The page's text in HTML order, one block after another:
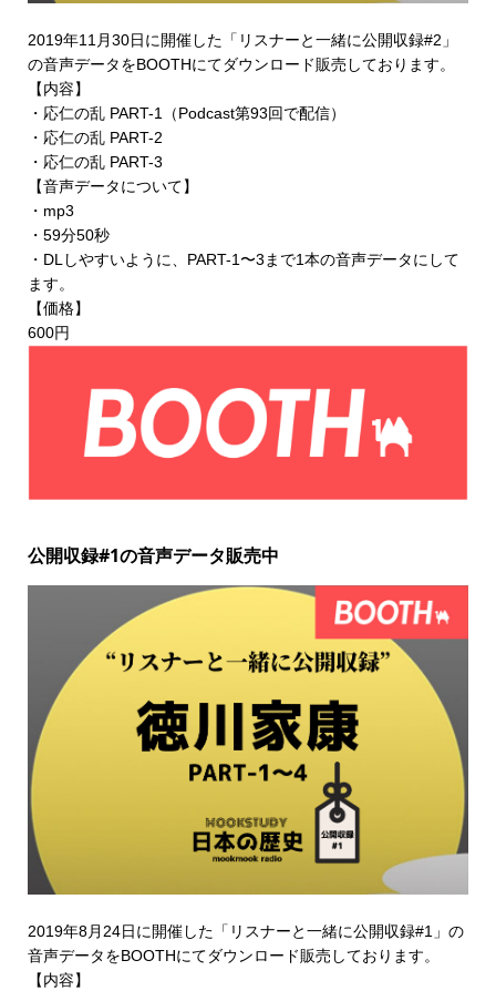
2019年11月30日に開催した「リスナーと一緒に公開収録#2」
の音声データをBOOTHにてダウンロード販売 しております。
【内容】
・応仁の乱 PART-1（Podcast第93回で配信）
・応仁の乱 PART-2
・応仁の乱 PART-3
【音声データについて】
・mp3
・59分50秒
・DLしやすいように、PART-1〜3まで1本の音声データにして
ます。
【価格】
600円
公開収録#1の音声データ販売中
2019年8月24日に開催した「リスナーと一緒に公開収録#1」の
音声データをBOOTHにてダウンロード販売 しております。
【内容】